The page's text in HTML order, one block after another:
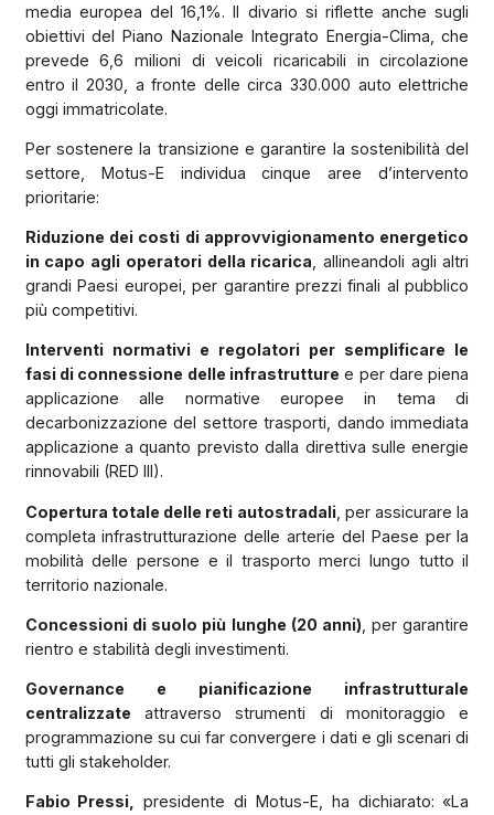
media europea del 16,1%. Il divario si riflette anche sugli
obiettivi del Piano Nazionale Integrato Energia-Clima, che
prevede 6,6 milioni di veicoli ricaricabili in circolazione
entro il 2030, a fronte delle circa 330.000 auto elettriche
oggi immatricolate.
Per sostenere la transizione e garantire la sostenibilità del
settore, Motus-E individua cinque aree d’intervento
prioritarie:
Riduzione dei costi di approvvigionamento energetico
in capo agli operatori della ricarica , allineandoli agli altri
grandi Paesi europei, per garantire prezzi finali al pubblico
più competitivi.
Interventi normativi e regolatori per semplificare le
fasi di connessione delle infrastrutture e per dare piena
applicazione alle normative europee in tema di
decarbonizzazione del settore trasporti, dando immediata
applicazione a quanto previsto dalla direttiva sulle energie
rinnovabili (RED III).
Copertura totale delle reti autostradali, per assicurare la
completa infrastrutturazione delle arterie del Paese per la
mobilità delle persone e il trasporto merci lungo tutto il
territorio nazionale.
Concessioni di suolo più lunghe (20 anni) , per garantire
rientro e stabilità degli investimenti.
Governance e pianificazione infrastrutturale
centralizzate attraverso strumenti di monitoraggio e
programmazione su cui far convergere i dati e gli scenari di
tutti gli stakeholder.
Fabio Pressi,
presidente di Motus-E, ha dichiarato: «La